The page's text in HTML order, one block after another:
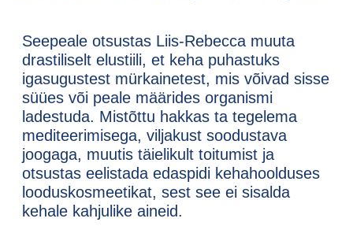
Seepeale otsustas Liis-Rebecca muuta
drastiliselt elustiili, et keha puhastuks
igasugustest mürkainetest, mis võivad sisse
süües või peale määrides organismi
ladestuda. Mistõttu hakkas ta tegelema
mediteerimisega, viljakust soodustava
joogaga, muutis täielikult toitumist ja
otsustas eelistada edaspidi kehahoolduses
looduskosmeetikat, sest see ei sisalda
kehale kahjulike aineid.